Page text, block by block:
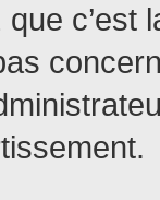
c’est